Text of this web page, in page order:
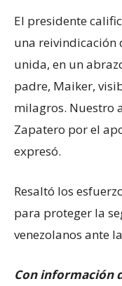
El presidente
una reivindicación
unida, en un
padre, Maiker,
milagros. Nuestro
Zapatero por el
expresó.
Resaltó los
para proteger la
venezolanos ante
Con información